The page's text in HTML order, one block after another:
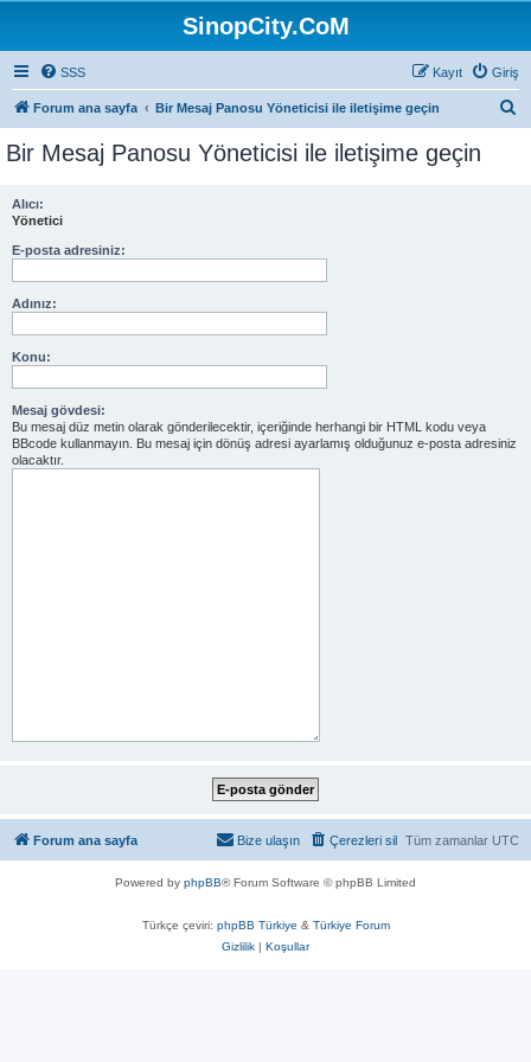
SinopCity.CoM
SSS Giriş
Kayıt
Forum ana sayfa Bir Mesaj Panosu Yöneticisi ile iletişime geçin
Bir Mesaj Panosu Yöneticisi ile iletişime geçin
Alıcı:
Yönetici
E-posta adresiniz:
Adınız:
Konu:
Mesaj gövdesi:
Bu mesaj düz metin olarak gönderilecektir, içeriğinde herhangi bir HTML kodu veya
BBcode kullanmayın. Bu mesaj için dönüş adresi ayarlamış olduğunuz e-posta adresiniz
olacaktır.
Forum ana sayfa Tüm zamanlar UTC
Çerezleri sil
Bize ulaşın
Powered by phpBB® Forum Software © phpBB Limited
Türkçe çeviri: phpBB Türkiye & Türkiye Forum
Gizlilik | Koşullar